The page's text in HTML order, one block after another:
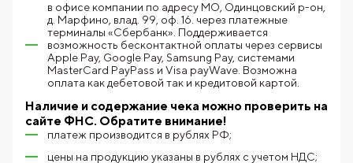
в офисе компании по адресу МО, Одинцовский р-он,
д. Марфино, влад. 99, оф. 16. через платежные
терминалы «Сбербанк». Поддерживается
возможность бесконтактной оплаты через сервисы
Apple Pay, Google Pay, Samsung Pay, системами
MasterCard PayPass и Visa payWave. Возможна
оплата как дебетовой так и кредитовой картой.
Наличие и содержание чека можно проверить на
сайте ФНС. Обратите внимание!
платеж производится в рублях РФ;
цены на продукцию указаны в рублях с учетом НДС;